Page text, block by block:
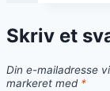
Skriv et
Din e-mailadresse
markeret med *